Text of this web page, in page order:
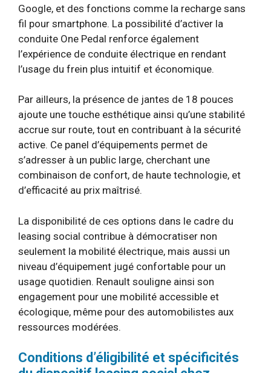
Google, et des fonctions comme la recharge sans
fil pour smartphone. La possibilité d’activer la
conduite One Pedal renforce également
l’expérience de conduite électrique en rendant
l’usage du frein plus intuitif et économique.
Par ailleurs, la présence de jantes de 18 pouces
ajoute une touche esthétique ainsi qu’une stabilité
accrue sur route, tout en contribuant à la sécurité
active. Ce panel d’équipements permet de
s’adresser à un public large, cherchant une
combinaison de confort, de haute technologie, et
d’efficacité au prix maîtrisé.
La disponibilité de ces options dans le cadre du
leasing social contribue à démocratiser non
seulement la mobilité électrique, mais aussi un
niveau d’équipement jugé confortable pour un
usage quotidien. Renault souligne ainsi son
engagement pour une mobilité accessible et
écologique, même pour des automobilistes aux
ressources modérées.
Conditions d’éligibilité et spécificités